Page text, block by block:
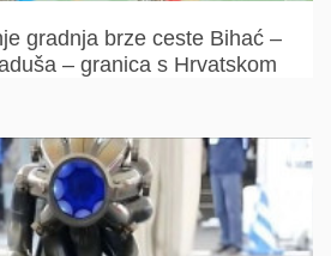
gradnja brze ceste Bihać –
– granica s Hrvatskom